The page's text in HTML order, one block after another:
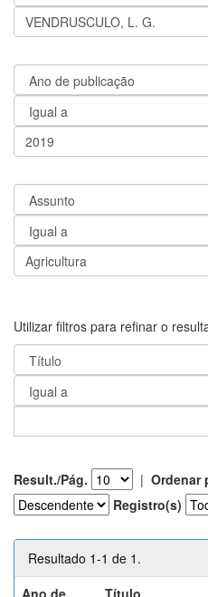
Utilizar filtros para refinar o
Result./Pág. | Ordenar
Registro(s)
Resultado 1-1 de 1.
Ano de
Título